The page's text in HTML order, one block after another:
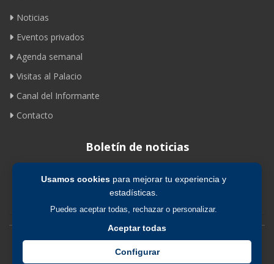
Usamos cookiespara mejorar tu experiencia y
estadísticas.
Puedes aceptar todas, rechazar o personalizar.
Aceptar todas
Configurar
Noticias
Eventos privados
Agenda semanal
Visitas al Palacio
Canal del Informante
Contacto
Boletín de noticias
Suscribirse
Avíso legal | Política de privacidad | Política de cookies